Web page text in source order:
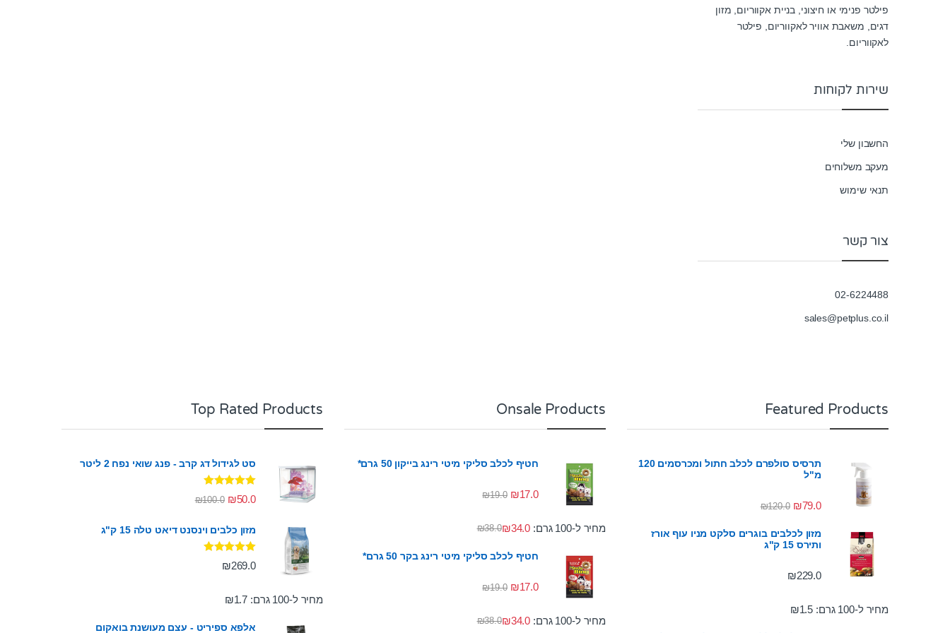
פילטר פנימי או חיצוני, בניית אקווריום, מזון
דגים, משאבת אוויר לאקווריום, פילטר
לאקווריום.
שירות לקוחות
החשבון שלי
מעקב משלוחים
תנאי שימוש
צור קשר
02-6224488
sales@petplus.co.il
Featured Products
תרסיס סולפרם לכלב חתול ומכרסמים 120
מ"ל
₪79.0
₪120.0
מזון לכלבים בוגרים סלקט מניו עוף אורז
ותירס 15 ק"ג
₪229.0
מחיר ל-100 גרם: ₪1.5
Onsale Products
חטיף לכלב סליקי מיטי רינג בייקון 50 גרם*
₪17.0
₪19.0
מחיר ל-100 גרם: ₪38.0₪34.0
חטיף לכלב סליקי מיטי רינג בקר 50 גרם*
₪17.0
₪19.0
מחיר ל-100 גרם: ₪38.0₪34.0
Top Rated Products
סט לגידול דג קרב - פנג שואי נפח 2 ליטר
דורג5.00
מתוך 5₪50.0
₪100.0
מזון כלבים וינסנט דיאט טלה 15 ק"ג
דורג5.00
מתוך 5 ₪269.0
מחיר ל-100 גרם: ₪1.7
אלפא ספיריט - עצם מעושנת בואקום